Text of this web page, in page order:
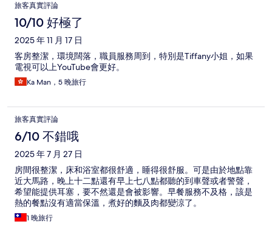
旅客真實評論
10/10 好極了
2025 年 11 月 17 日
客房整潔，環境闊落，職員服務周到，特別是Tiffany小姐，如果
電視可以上YouTube會更好。
Ka Man，5 晚旅行
旅客真實評論
6/10 不錯哦
2025 年 7 月 27 日
房間很整潔，床和浴室都很舒適，睡得很舒服。可是由於地點靠
近大馬路，晚上十二點還有早上七八點都聽的到車聲或者警聲，
希望能提供耳塞，要不然還是會被影響。早餐服務不及格，該是
熱的餐點沒有適當保溫，煮好的麵及肉都變涼了。
1 晚旅行